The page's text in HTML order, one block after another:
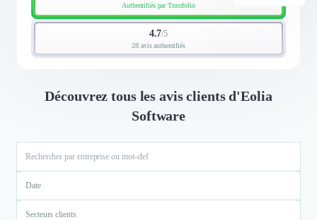
Authentifiés par Trustfolio
4.7/5
28 avis authentifiés
Découvrez tous les avis clients d'Eolia
Software
Date
Secteurs clients